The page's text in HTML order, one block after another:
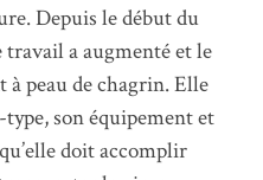
Depuis le début du
a augmenté et le
à peau de chagrin. Elle
son équipement et
doit accomplir